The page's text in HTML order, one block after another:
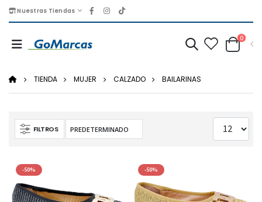
Nuestras Tiendas
0
TIENDA MUJER CALZADO BAILARINAS
FILTROS
-50% -50%